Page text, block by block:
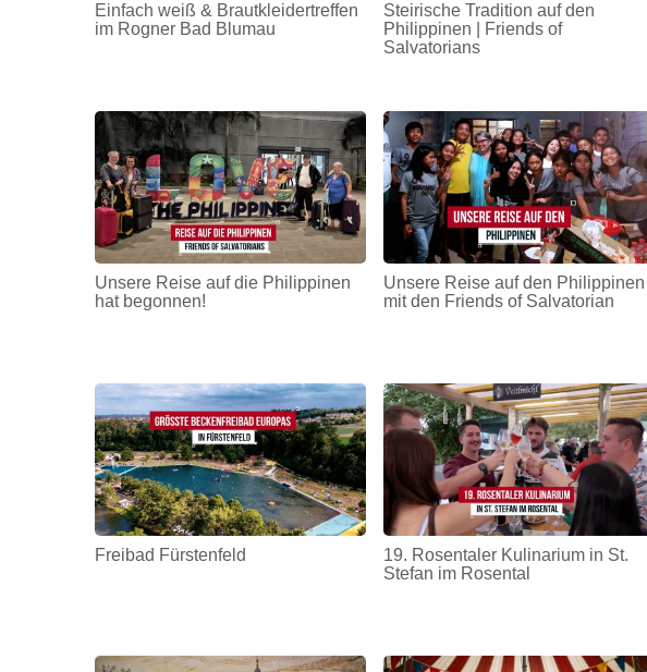
Einfach weiß & Brautkleidertreffen
im Rogner Bad Blumau
Steirische Tradition auf den
Philippinen | Friends of
Salvatorians
Unsere Reise auf die Philippinen
hat begonnen!
Unsere Reise auf den Philippinen
mit den Friends of Salvatorian
Freibad Fürstenfeld
19. Rosentaler Kulinarium in St.
Stefan im Rosental